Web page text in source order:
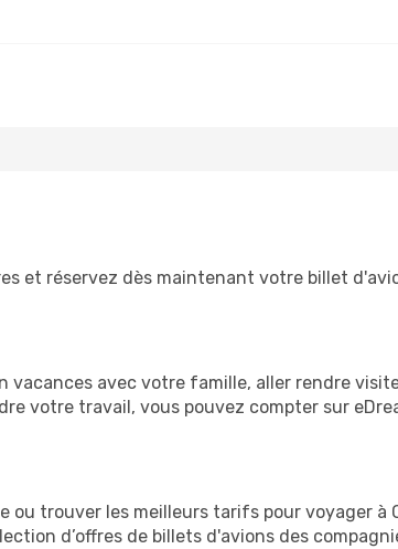
et réservez dès maintenant votre billet
vacances avec votre famille, aller rendre
votre travail, vous pouvez compter sur
ou trouver les meilleurs tarifs pour voyager à
d’offres de billets d'avions des